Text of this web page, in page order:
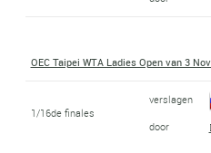
OEC Taipei WTA Ladies Open van 3
1/16de finales
verslagen
door